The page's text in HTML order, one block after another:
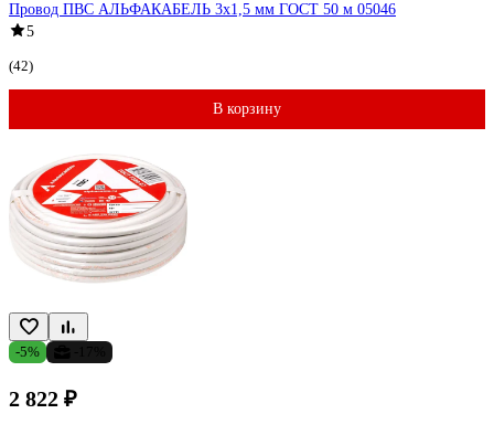
Провод ПВС АЛЬФАКАБЕЛЬ 3х1,5 мм ГОСТ 50 м 05046
5
(42)
В корзину
-5%
2 822 ₽